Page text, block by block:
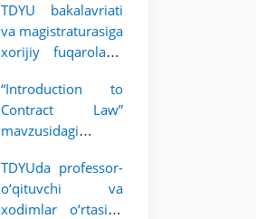
himoyasi bo‘lib
o‘tadi
TDYU bakalavriati
va magistraturasiga
xorijiy fuqarolarni
qilish bo‘yicha
arizalar qabuli
boshlandi
“Introduction to
Contract Law”
mavzusidagi
Kristofer Sayks olib
boradi
TDYUda professor-
o‘qituvchi va
xodimlar o‘rtasida